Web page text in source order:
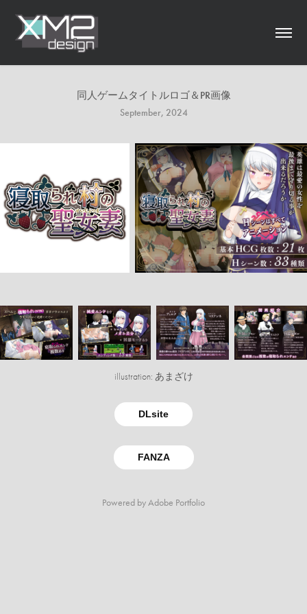
同人ゲームタイトルロゴ＆PR画像
September, 2024
illustration: あまざけ
DLsite
FANZA
Powered byAdobe Portfolio